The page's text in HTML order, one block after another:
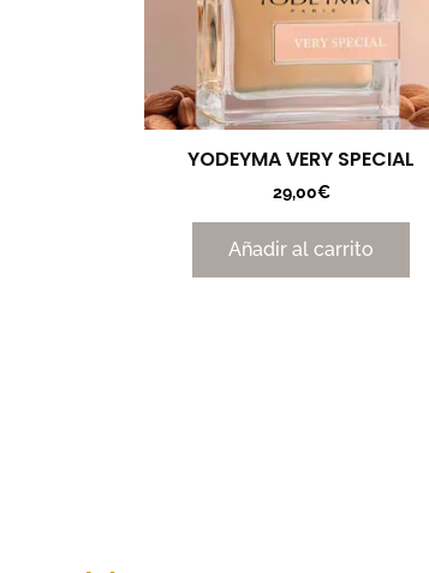
YODEYMA VERY SPECIAL
29,00€
Añadir al carrito